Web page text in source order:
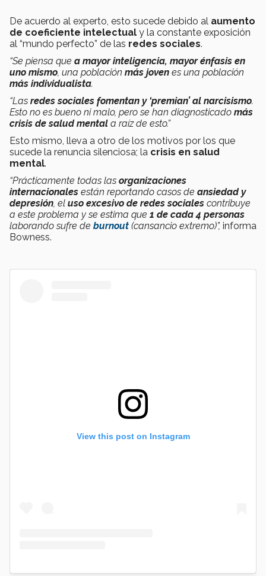
De acuerdo al experto, esto sucede debido al aumento
de coeficiente intelectual y la constante exposición
al “mundo perfecto” de las redes sociales.
“Se piensa que a mayor inteligencia, mayor énfasis en
uno mismo, una población más joven es una población
más individualista.
“Las redes sociales fomentan y ‘premian’ al narcisismo.
Esto no es bueno ni malo, pero se han diagnosticado más
crisis de salud mental a raíz de esto.”
Esto mismo, lleva a otro de los motivos por los que
sucede la renuncia silenciosa; la crisis en salud
mental.
“Prácticamente todas las organizaciones
internacionales están reportando casos de ansiedad y
depresión, el uso excesivo de redes sociales contribuye
a este problema y se estima que 1 de cada 4 personas
laborando sufre de burnout (cansancio extremo)”, informa
Bowness.
View this post on Instagram